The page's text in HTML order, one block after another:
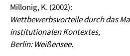
Millonig, K. (2002):
Wettbewerbsvorteile durch das
institutionalen Kontextes,
Berlin: Weißensee.